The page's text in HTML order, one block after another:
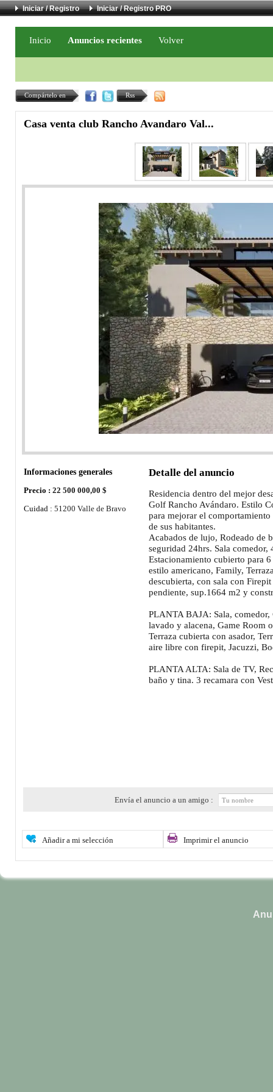
Iniciar / Registro Iniciar / Registro PRO
Inicio Anuncios recientes Volver
Compártelo en Rss
Casa venta club Rancho Avandaro Val...
Informaciones generales
Precio : 22 500 000,00 $
Cuidad : 51200 Valle de Bravo
Detalle del anuncio
Residencia dentro del mejor
Golf Rancho Avándaro. Estilo
para mejorar el
de sus habitantes.
Acabados de lujo, Rodeado de
seguridad 24hrs. Sala
Estacionamiento cubierto para
estilo americano, Family,
descubierta, con sala con
pendiente, sup.1664 m2 y
PLANTA BAJA: Sala, comedor,
lavado y alacena, Game Room
Terraza cubierta con asador,
aire libre con firepit, Jacuzzi,
PLANTA ALTA: Sala de TV,
baño y tina. 3 recamara con
Envía el anuncio a un amigo :
Añadir a mi selección Imprimir el anuncio